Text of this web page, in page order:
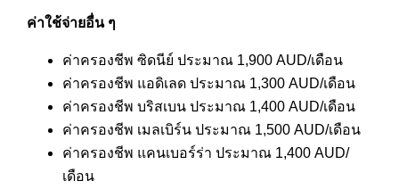
ค่าใช้จ่ายอื่น ๆ
ค่าครองชีพ ซิดนีย์ ประมาณ 1,900 AUD/เดือน
ค่าครองชีพ แอดิเลด ประมาณ 1,300 AUD/เดือน
ค่าครองชีพ บริสเบน ประมาณ 1,400 AUD/เดือน
ค่าครองชีพ เมลเบิร์น ประมาณ 1,500 AUD/เดือน
ค่าครองชีพ แคนเบอร์ร่า ประมาณ 1,400 AUD/
เดือน